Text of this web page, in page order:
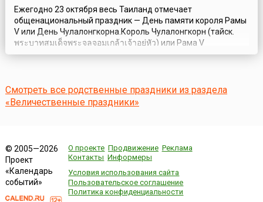
Ежегодно 23 октября весь Таиланд отмечает
общенациональный праздник — День памяти короля Рамы
V или День Чулалонгкорна.Король Чулалонгкорн (тайск.
พระบาทสมเด็จพระจุลจอมเกล้าเจ้าอยู่หัว) или Рама V
унаследовал трон своего отца короля Монгкута. Он
выжившим сыном короля Монгкута. Король Рама V вступ...
Смотреть все родственные праздники из раздела
«Величественные праздники»
© 2005—2026
Проект
«Календарь
событий»
О проекте Продвижение Реклама
Контакты Информеры
Условия использования сайта
Пользовательское соглашение
Политика конфиденциальности